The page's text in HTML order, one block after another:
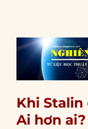
Khi
Ai hơn ai?